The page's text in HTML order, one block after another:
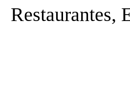
Restaurantes,